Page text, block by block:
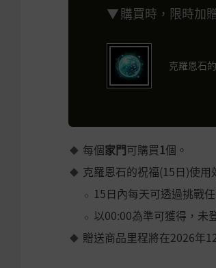
▼ 購買時，限時加
克羅恩石
每個家門可購買1個。
克羅恩石的祝福(15日)使用
15日內每天可透過挑戰
以00:00為準可獲得，未
贈送商品里程將在2026年